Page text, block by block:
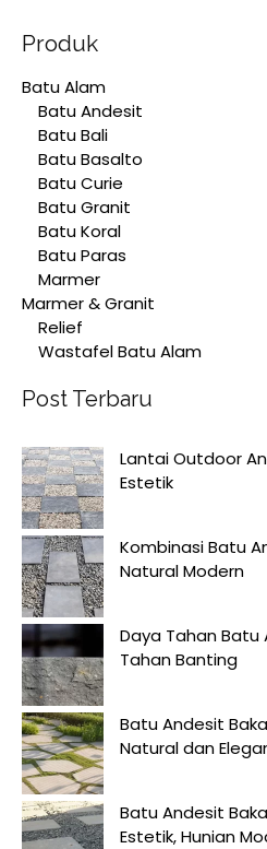
Produk
Batu Alam
Batu Andesit
Batu Bali
Batu Basalto
Batu Curie
Batu Granit
Batu Koral
Batu Paras
Marmer
Marmer & Granit
Relief
Wastafel Batu Alam
Post Terbaru
Lantai Outdoor
Estetik
Kombinasi Batu
Natural Modern
Daya Tahan Batu
Tahan Banting
Batu Andesit
Natural dan
Batu Andesit
Estetik, Hunian